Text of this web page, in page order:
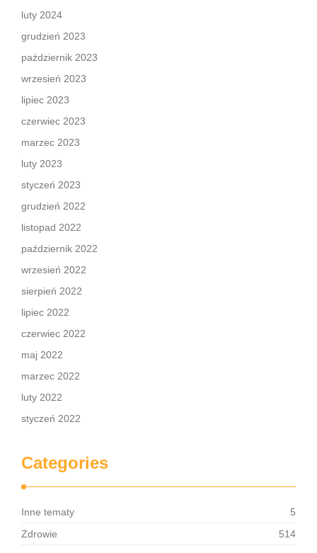
luty 2024
grudzień 2023
październik 2023
wrzesień 2023
lipiec 2023
czerwiec 2023
marzec 2023
luty 2023
styczeń 2023
grudzień 2022
listopad 2022
październik 2022
wrzesień 2022
sierpień 2022
lipiec 2022
czerwiec 2022
maj 2022
marzec 2022
luty 2022
styczeń 2022
Categories
Inne tematy
5
Zdrowie
514